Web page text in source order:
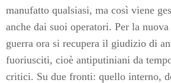
manufatto qualsiasi, ma così viene
anche dai suoi operatori. Per la
guerra ora si recupera il giudizio di
fuoriusciti, cioè antiputiniani da
critici. Su due fronti: quello interno,